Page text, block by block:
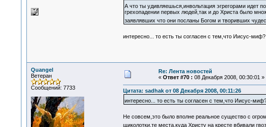
А что ты удивляешься,инвольтация эгрегорами идет
грехопадении первых людей,так и до Христа было
заявлявших что они посланы Богом и творивших
интересно... то есть ты согласен с тем,что Иисус-миф?
Quangel
Ветеран
Сообщений: 7733
Re: Лента новостей
« Ответ #70 : 08 Декабря 2008, 00:30:01 »
Цитата: sadhak от 08 Декабря 2008, 00:11:26
интересно... то есть ты согласен с тем,что Иисус-
Не совсем,это было вполне реальное существо с
щиколотки,те места,куда Христу на кресте вбивали